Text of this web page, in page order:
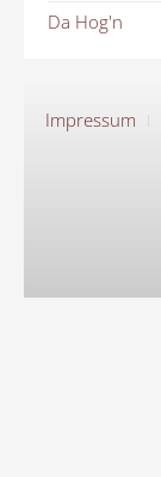
Da Hog'n
Impressum